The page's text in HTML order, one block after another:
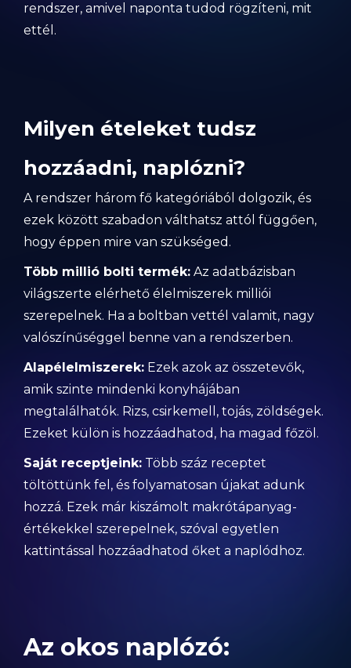
rendszer, amivel naponta tudod rögzíteni, mit
ettél.
Milyen ételeket tudsz
hozzáadni, naplózni?
A rendszer három fő kategóriából dolgozik, és
ezek között szabadon válthatsz attól függően,
hogy éppen mire van szükséged.
Több millió bolti termék: Az adatbázisban
világszerte elérhető élelmiszerek milliói
szerepelnek. Ha a boltban vettél valamit, nagy
valószínűséggel benne van a rendszerben.
Alapélelmiszerek: Ezek azok az összetevők,
amik szinte mindenki konyhájában
megtalálhatók. Rizs, csirkemell, tojás, zöldségek.
Ezeket külön is hozzáadhatod, ha magad főzöl.
Saját receptjeink: Több száz receptet
töltöttünk fel, és folyamatosan újakat adunk
hozzá. Ezek már kiszámolt makrótápanyag-
értékekkel szerepelnek, szóval egyetlen
kattintással hozzáadhatod őket a naplódhoz.
Az okos naplózó: